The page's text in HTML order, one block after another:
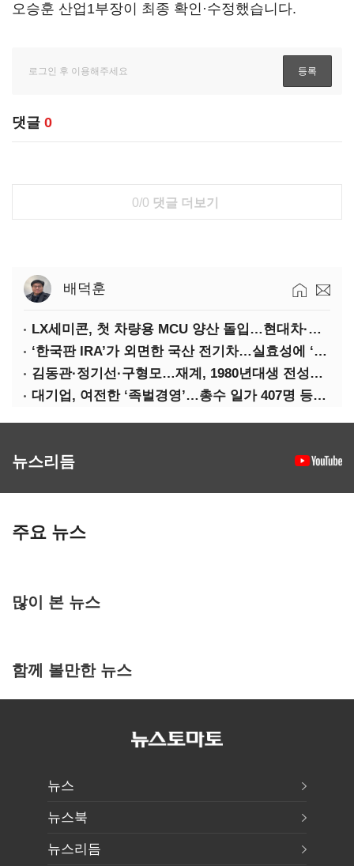
오승훈 산업1부장이 최종 확인·수정했습니다.
댓글 0
0/0 댓글 더보기
배덕훈
LX세미콘, 첫 차량용 MCU 양산 돌입…현대차·기아에 공급
‘한국판 IRA’가 외면한 국산 전기차…실효성에 ‘의문’
김동관·정기선·구형모…재계, 1980년대생 전성시대
대기업, 여전한 ‘족벌경영’…총수 일가 407명 등기임원
뉴스리듬
주요 뉴스
많이 본 뉴스
함께 볼만한 뉴스
뉴스
뉴스북
뉴스리듬